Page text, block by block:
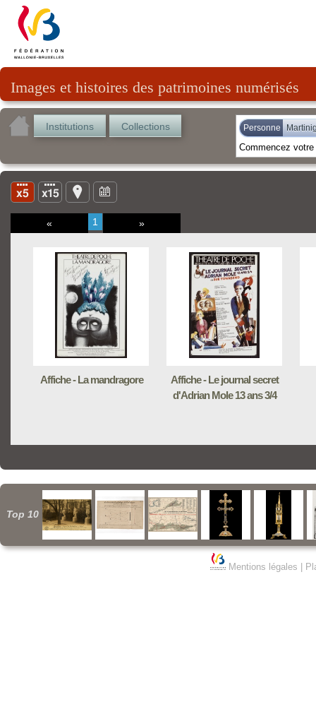
Images et histoires des patrimoines numérisés
Institutions Collections Personne
« 1 »
Affiche - La mandragore
Affiche - Le journal secret
d'Adrian Mole 13 ans 3/4
Top 10
Mentions légales